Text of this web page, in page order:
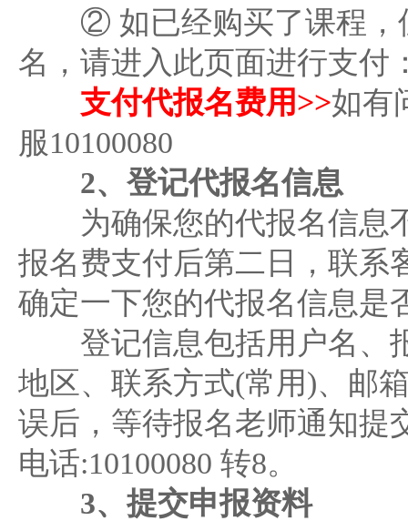
② 如已经购买了课程，
名，请进入此页面进行支付
支付代报名费用>>如有
服10100080
2、登记代报名信息
为确保您的代报名信息
报名费支付后第二日，联系
确定一下您的代报名信息是
登记信息包括用户名、
地区、联系方式(常用)、邮
误后，等待报名老师通知提
电话:10100080 转8。
3、提交申报资料